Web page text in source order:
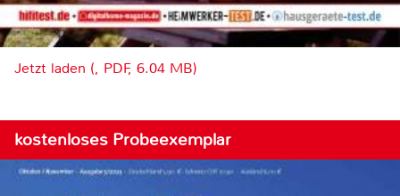
Jetzt laden (, PDF, 6.04 MB)
kostenloses Probeexemplar